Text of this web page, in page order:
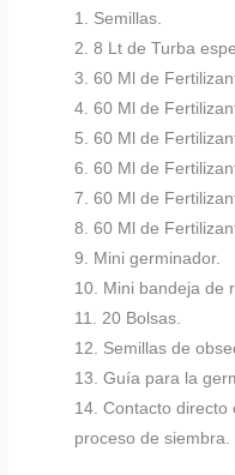
1. Semillas.
2. 8 Lt de Turba
3. 60 Ml de
4. 60 Ml de
5. 60 Ml de
6. 60 Ml de
7. 60 Ml de
8. 60 Ml de
9. Mini germinador.
10. Mini bandeja de
11. 20 Bolsas.
12. Semillas de
13. Guía para la
14. Contacto directo
proceso de siembra.